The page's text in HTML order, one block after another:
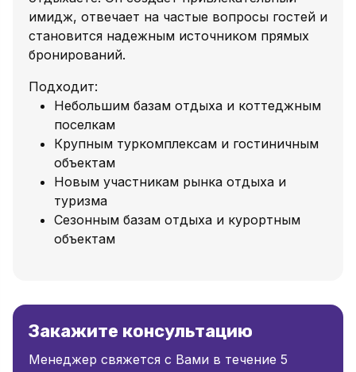
имидж, отвечает на частые вопросы гостей и
становится надежным источником прямых
бронирований.
Подходит:
Небольшим базам отдыха и коттеджным
поселкам
Крупным туркомплексам и гостиничным
объектам
Новым участникам рынка отдыха и
туризма
Сезонным базам отдыха и курортным
объектам
Закажите консультацию
Менеджер свяжется с Вами в течение 5